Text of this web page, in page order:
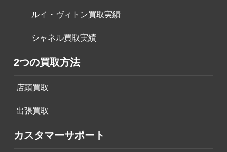
ルイ・ヴィトン買取実績
シャネル買取実績
2つの買取方法
店頭買取
出張買取
カスタマーサポート